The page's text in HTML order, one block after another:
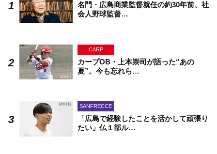
名門・広島商業監督就任の約30年前、社
会人野球監督…
CARP
カープOB・上本崇司が語った“あの
夏”。今も忘れら…
SANFRECCE
「広島で経験したことを活かして頑張り
たい」仏１部ル…